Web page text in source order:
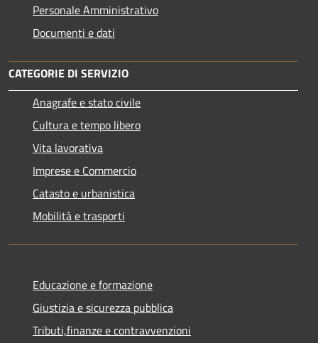
Personale Amministrativo
Documenti e dati
CATEGORIE DI SERVIZIO
Anagrafe e stato civile
Cultura e tempo libero
Vita lavorativa
Imprese e Commercio
Catasto e urbanistica
Mobilità e trasporti
Educazione e formazione
Giustizia e sicurezza pubblica
Tributi,finanze e contravvenzioni